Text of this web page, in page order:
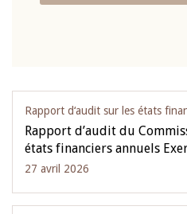
Rapport d‘audit sur les états
Rapport d’audit du
états financiers annuels
27 avril 2026